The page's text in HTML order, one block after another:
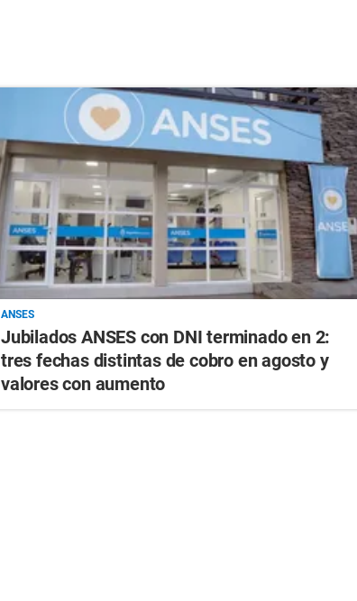
ANSES
Jubilados ANSES con DNI terminado en 2:
tres fechas distintas de cobro en agosto y
valores con aumento